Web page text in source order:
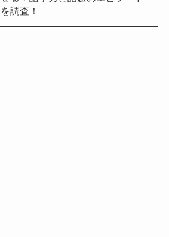
を調査！